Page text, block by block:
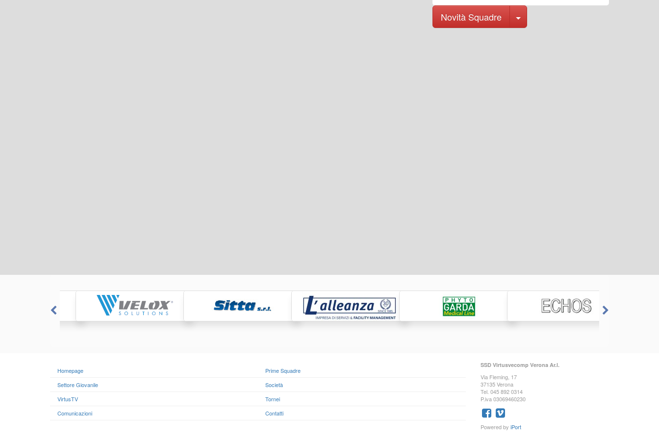
Novità Squadre Toggle Dropdown
Homepage
Prime Squadre
Settore Giovanile
Società
VirtusTV
Tornei
Comunicazioni
Contatti
SSD Virtusvecomp Verona Ar.l.
Via Fleming, 17
37135 Verona
Tel. 045 892 0314
P.iva 03069460230
Powered by iPort